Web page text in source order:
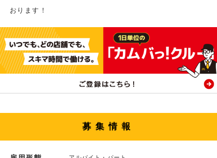
おります！
募集情報